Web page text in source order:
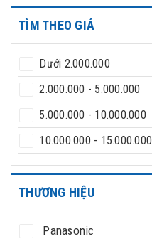
TÌM THEO GIÁ
Dưới 2.000.000
2.000.000 - 5.000.000
5.000.000 - 10.000.000
10.000.000 - 15.000.000
Trên 15.000.000
THƯƠNG HIỆU
Panasonic